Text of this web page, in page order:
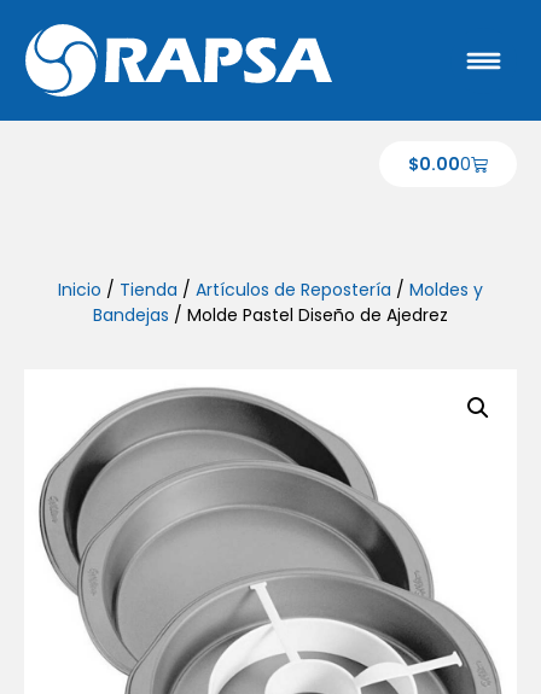
$0.000
Inicio / Tienda / Artículos de Repostería / Moldes y
Bandejas / Molde Pastel Diseño de Ajedrez